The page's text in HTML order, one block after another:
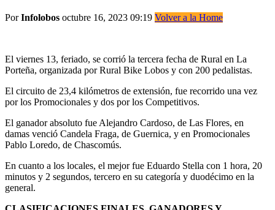
PorInfolobos octubre 16, 2023 09:19 Volver a la Home
El viernes 13, feriado, se corrió la tercera fecha de Rural en La
Porteña, organizada por Rural Bike Lobos y con 200 pedalistas.
El circuito de 23,4 kilómetros de extensión, fue recorrido una vez
por los Promocionales y dos por los Competitivos.
El ganador absoluto fue Alejandro Cardoso, de Las Flores, en
damas venció Candela Fraga, de Guernica, y en Promocionales
Pablo Loredo, de Chascomús.
En cuanto a los locales, el mejor fue Eduardo Stella con 1 hora, 20
minutos y 2 segundos, tercero en su categoría y duodécimo en la
general.